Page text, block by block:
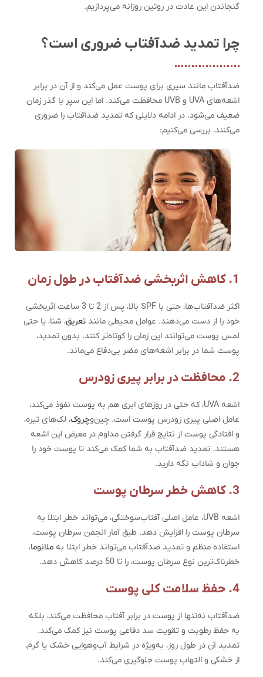
گنجاندن این عادت در روتین روزانه می‌پردازیم.
چرا تمدید ضدآفتاب ضروری است؟
ضدآفتاب مانند سپری برای پوست عمل می‌کند و از آن در برابر
اشعه‌های UVA و UVB محافظت می‌کند. اما این سپر با گذر زمان
ضعیف می‌شود. در ادامه دلایلی که تمدید ضدآفتاب را ضروری
می‌کنند، بررسی می‌کنیم:
1. کاهش اثربخشی ضدآفتاب در طول زمان
اکثر ضدآفتاب‌ها، حتی با SPF بالا، پس از 2 تا 3 ساعت اثربخشی
خود را از دست می‌دهند. عوامل محیطی مانند تعریق، شنا، یا حتی
لمس پوست می‌توانند این زمان را کوتاه‌تر کنند. بدون تمدید،
پوست شما در برابر اشعه‌های مضر بی‌دفاع می‌ماند.
2. محافظت در برابر پیری زودرس
اشعه UVA، که حتی در روزهای ابری هم به پوست نفوذ می‌کند،
عامل اصلی پیری زودرس پوست است. چین‌وچروک، لک‌های تیره،
و افتادگی پوست از نتایج قرار گرفتن مداوم در معرض این اشعه
هستند. تمدید ضدآفتاب به شما کمک می‌کند تا پوست خود را
جوان و شاداب نگه دارید.
3. کاهش خطر سرطان پوست
اشعه UVB، عامل اصلی آفتاب‌سوختگی، می‌تواند خطر ابتلا به
سرطان پوست را افزایش دهد. طبق آمار انجمن سرطان پوست،
استفاده منظم و تمدید ضدآفتاب می‌تواند خطر ابتلا به ملانوما،
خطرناک‌ترین نوع سرطان پوست، را تا 50 درصد کاهش دهد.
4. حفظ سلامت کلی پوست
ضدآفتاب نه‌تنها از پوست در برابر آفتاب محافظت می‌کند، بلکه
به حفظ رطوبت و تقویت سد دفاعی پوست نیز کمک می‌کند.
تمدید آن در طول روز، به‌ویژه در شرایط آب‌وهوایی خشک یا گرم،
از خشکی و التهاب پوست جلوگیری می‌کند.